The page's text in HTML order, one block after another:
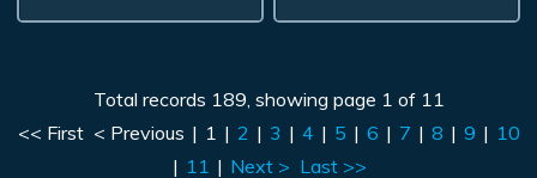
Total records 189, showing page 1 of 11
<< First < Previous | 1 | 2 | 3 | 4 | 5 | 6 | 7 | 8 | 9 | 10
| 11 | Next > Last >>